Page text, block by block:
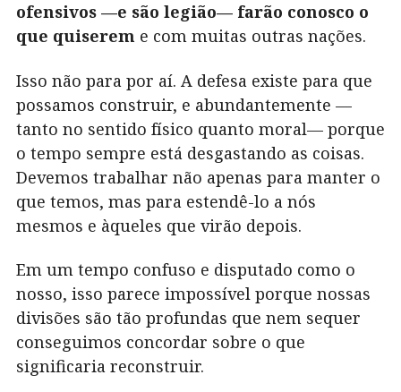
ofensivos —e são legião— farão conosco o
que quiserem e com muitas outras nações.
Isso não para por aí. A defesa existe para que
possamos construir, e abundantemente —
tanto no sentido físico quanto moral— porque
o tempo sempre está desgastando as coisas.
Devemos trabalhar não apenas para manter o
que temos, mas para estendê-lo a nós
mesmos e àqueles que virão depois.
Em um tempo confuso e disputado como o
nosso, isso parece impossível porque nossas
divisões são tão profundas que nem sequer
conseguimos concordar sobre o que
significaria reconstruir.